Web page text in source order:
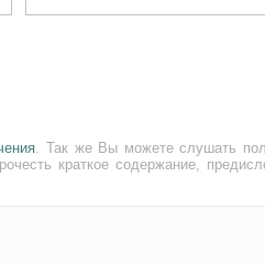
. Так же Вы можете слушать
краткое содержание,